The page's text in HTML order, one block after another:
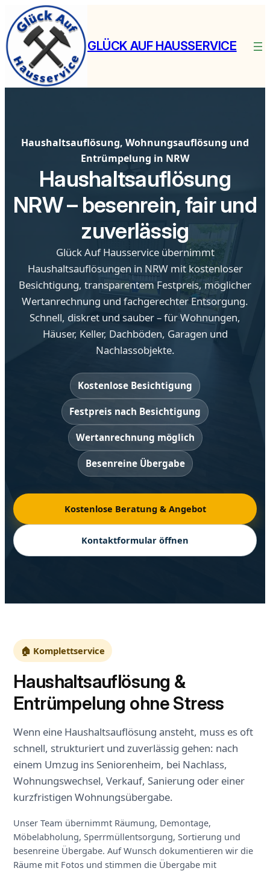
Zum
Inhalt
springen
GLÜCK AUF HAUSSERVICE
Haushaltsauflösung, Wohnungsauflösung und
Entrümpelung in NRW
Haushaltsauflösung
NRW – besenrein, fair und
zuverlässig
Glück Auf Hausservice übernimmt
Haushaltsauflösungen in NRW mit kostenloser
Besichtigung, transparentem Festpreis, möglicher
Wertanrechnung und fachgerechter Entsorgung.
Schnell, diskret und sauber – für Wohnungen,
Häuser, Keller, Dachböden, Garagen und
Nachlassobjekte.
Kostenlose Besichtigung
Festpreis nach Besichtigung
Wertanrechnung möglich
Besenreine Übergabe
Kostenlose Beratung & Angebot
Kontaktformular öffnen
🏠 Komplettservice
Haushaltsauflösung &
Entrümpelung ohne Stress
Wenn eine Haushaltsauflösung ansteht, muss es oft
schnell, strukturiert und zuverlässig gehen: nach
einem Umzug ins Seniorenheim, bei Nachlass,
Wohnungswechsel, Verkauf, Sanierung oder einer
kurzfristigen Wohnungsübergabe.
Unser Team übernimmt Räumung, Demontage,
Möbelabholung, Sperrmüllentsorgung, Sortierung und
besenreine Übergabe. Auf Wunsch dokumentieren wir die
Räume mit Fotos und stimmen die Übergabe mit